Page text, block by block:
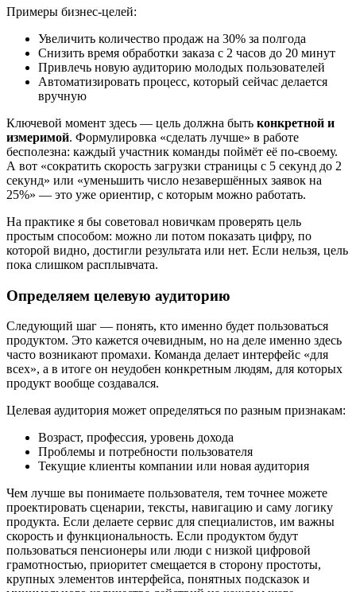
Примеры бизнес-целей:
Увеличить количество продаж на 30% за полгода
Снизить время обработки заказа с 2 часов до 20 минут
Привлечь новую аудиторию молодых пользователей
Автоматизировать процесс, который сейчас делается
вручную
Ключевой момент здесь — цель должна быть конкретной и
измеримой. Формулировка «сделать лучше» в работе
бесполезна: каждый участник команды поймёт её по-своему.
А вот «сократить скорость загрузки страницы с 5 секунд до 2
секунд» или «уменьшить число незавершённых заявок на
25%» — это уже ориентир, с которым можно работать.
На практике я бы советовал новичкам проверять цель
простым способом: можно ли потом показать цифру, по
которой видно, достигли результата или нет. Если нельзя, цель
пока слишком расплывчата.
Определяем целевую аудиторию
Следующий шаг — понять, кто именно будет пользоваться
продуктом. Это кажется очевидным, но на деле именно здесь
часто возникают промахи. Команда делает интерфейс «для
всех», а в итоге он неудобен конкретным людям, для которых
продукт вообще создавался.
Целевая аудитория может определяться по разным признакам:
Возраст, профессия, уровень дохода
Проблемы и потребности пользователя
Текущие клиенты компании или новая аудитория
Чем лучше вы понимаете пользователя, тем точнее можете
проектировать сценарии, тексты, навигацию и саму логику
продукта. Если делаете сервис для специалистов, им важны
скорость и функциональность. Если продуктом будут
пользоваться пенсионеры или люди с низкой цифровой
грамотностью, приоритет смещается в сторону простоты,
крупных элементов интерфейса, понятных подсказок и